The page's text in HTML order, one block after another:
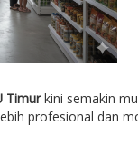
Timurkini semakin
profesional dan